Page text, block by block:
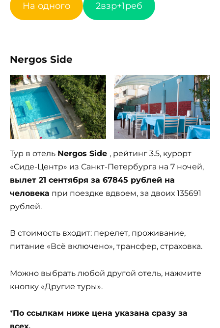
На одного 2взр+1реб
Nergos Side
Тур в отель Nergos Side , рейтинг 3.5, курорт
«Сиде-Центр» из Санкт-Петербурга на 7 ночей,
вылет 21 сентября за 67845 рублей на
человека при поездке вдвоем, за двоих 135691
рублей.
В стоимость входит: перелет, проживание,
питание «Всё включено», трансфер, страховка.
Можно выбрать любой другой отель, нажмите
кнопку «Другие туры».
*По ссылкам ниже цена указана сразу за